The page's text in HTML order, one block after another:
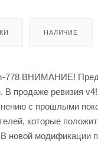
НАЛИЧИЕ
778 ВНИМАНИЕ!
В продаже ревизия
с прошлыми
которые
В новой